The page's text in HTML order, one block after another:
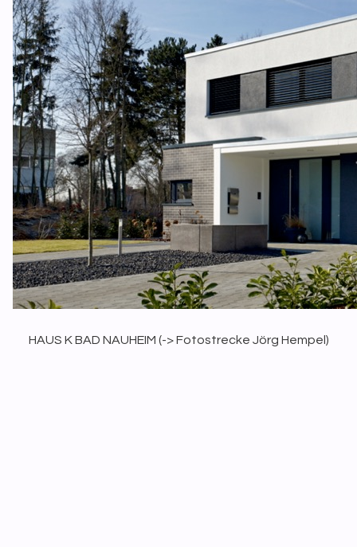
HAUS K BAD NAUHEIM (-> Fotostrecke Jörg Hempel )